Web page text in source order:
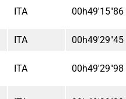
ITA 00h49'15"86
ITA 00h49'29"45
ITA 00h49'29"98